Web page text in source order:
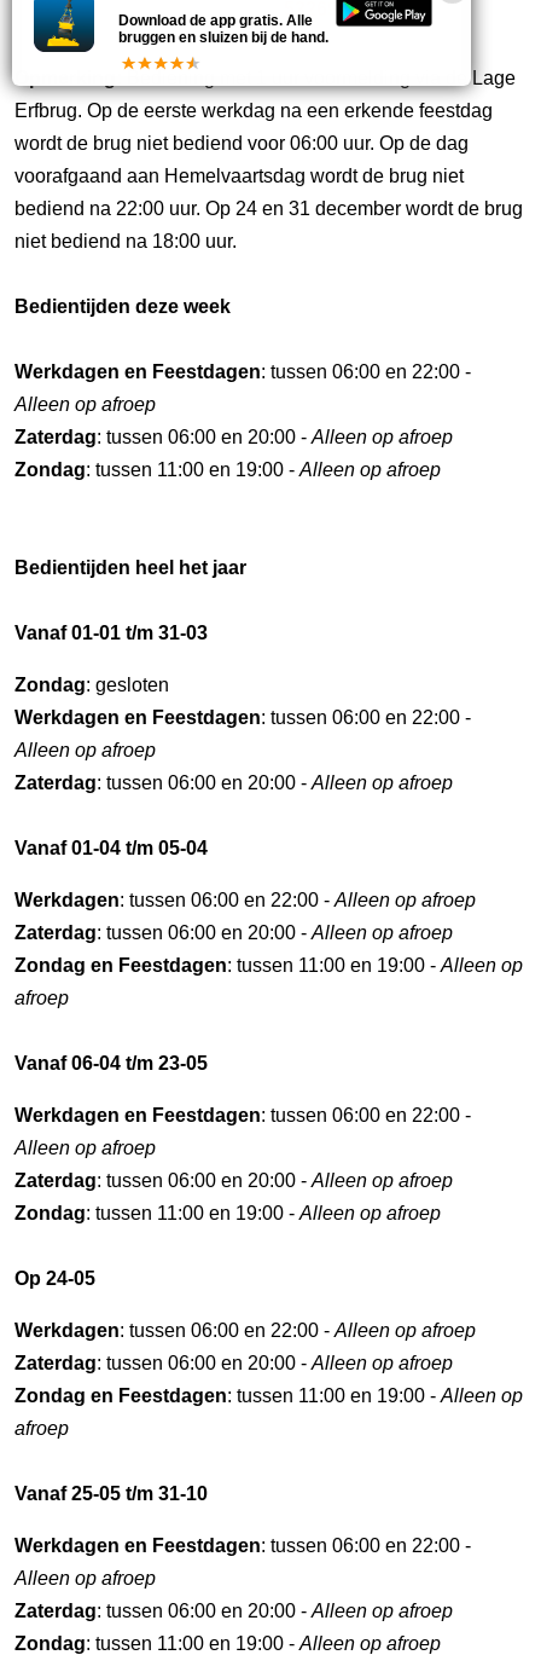
53269288
Bediening met 1 uur voormelding via de Lage
Erfbrug. Op de eerste werkdag na een erkende feestdag
wordt de brug niet bediend voor 06:00 uur. Op de dag
voorafgaand aan Hemelvaartsdag wordt de brug niet
bediend na 22:00 uur. Op 24 en 31 december wordt de brug
niet bediend na 18:00 uur.
Bedientijden deze week
Werkdagen en Feestdagen: tussen 06:00 en 22:00 -
Alleen op afroep
Zaterdag: tussen 06:00 en 20:00 - Alleen op afroep
Zondag: tussen 11:00 en 19:00 - Alleen op afroep
Bedientijden heel het jaar
Vanaf 01-01 t/m 31-03
Zondag: gesloten
Werkdagen en Feestdagen: tussen 06:00 en 22:00 -
Alleen op afroep
Zaterdag: tussen 06:00 en 20:00 - Alleen op afroep
Vanaf 01-04 t/m 05-04
Werkdagen: tussen 06:00 en 22:00 - Alleen op afroep
Zaterdag: tussen 06:00 en 20:00 - Alleen op afroep
Zondag en Feestdagen: tussen 11:00 en 19:00 - Alleen op
afroep
Vanaf 06-04 t/m 23-05
Werkdagen en Feestdagen: tussen 06:00 en 22:00 -
Alleen op afroep
Zaterdag: tussen 06:00 en 20:00 - Alleen op afroep
Zondag: tussen 11:00 en 19:00 - Alleen op afroep
Op 24-05
Werkdagen: tussen 06:00 en 22:00 - Alleen op afroep
Zaterdag: tussen 06:00 en 20:00 - Alleen op afroep
Zondag en Feestdagen: tussen 11:00 en 19:00 - Alleen op
afroep
Vanaf 25-05 t/m 31-10
Werkdagen en Feestdagen: tussen 06:00 en 22:00 -
Alleen op afroep
Zaterdag: tussen 06:00 en 20:00 - Alleen op afroep
Zondag: tussen 11:00 en 19:00 - Alleen op afroep
Download de app gratis. Alle
bruggen en sluizen bij de hand.